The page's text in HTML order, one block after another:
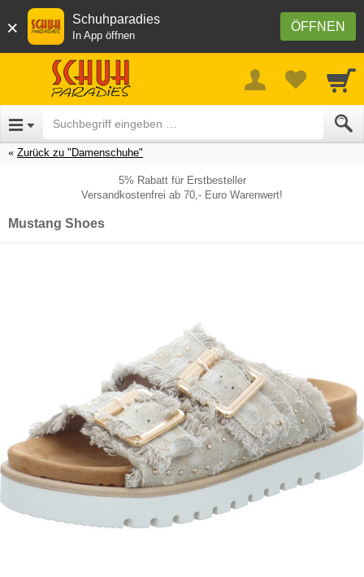
× ÖFFNEN
Schuhparadies
In App öffnen
Zurück zu "Damenschuhe"
5% Rabatt für Erstbesteller
Versandkostenfrei ab 70,- Euro Warenwert!
Mustang Shoes